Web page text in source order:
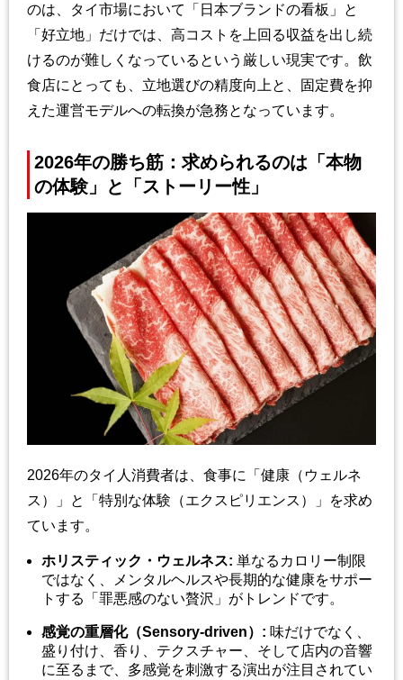
のは、タイ市場において「日本ブランドの看板」と
「好立地」だけでは、高コストを上回る収益を出し続
けるのが難しくなっているという厳しい現実です。飲
食店にとっても、立地選びの精度向上と、固定費を抑
えた運営モデルへの転換が急務となっています。
2026年の勝ち筋：求められるのは「本物
の体験」と「ストーリー性」
2026年のタイ人消費者は、食事に「健康（ウェルネ
ス）」と「特別な体験（エクスピリエンス）」を求め
ています。
ホリスティック・ウェルネス: 単なるカロリー制限
ではなく、メンタルヘルスや長期的な健康をサポー
トする「罪悪感のない贅沢」がトレンドです。
感覚の重層化（Sensory-driven）: 味だけでなく、
盛り付け、香り、テクスチャー、そして店内の音響
に至るまで、多感覚を刺激する演出が注目されてい